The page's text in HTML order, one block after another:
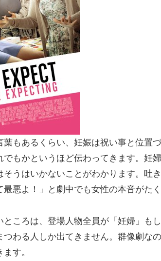
葉もあるくらい、妊娠は祝い事と位置
でもかというほど伝わってきます。妊
そうはいかないことがわかります。吐
悪よ！」と劇中でも女性の本音がたく
ところは、登場人物全員が「妊婦」も
つわる人しか出てきません。群像劇な
す。